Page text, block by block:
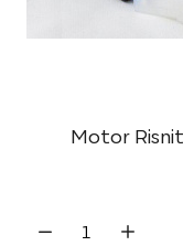
Motor